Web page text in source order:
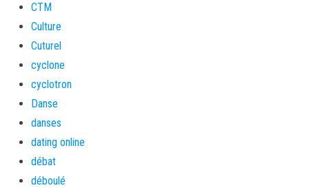
CTM
Culture
Cuturel
cyclone
cyclotron
Danse
danses
dating online
débat
déboulé